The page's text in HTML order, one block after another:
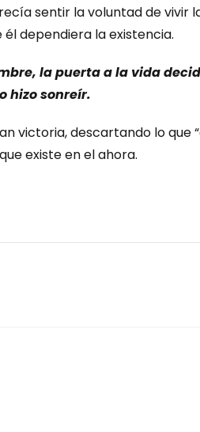
sentir la voluntad de vivir
dependiera la existencia.
la puerta a la vida
hizo sonreír.
victoria, descartando lo que
existe en el ahora.